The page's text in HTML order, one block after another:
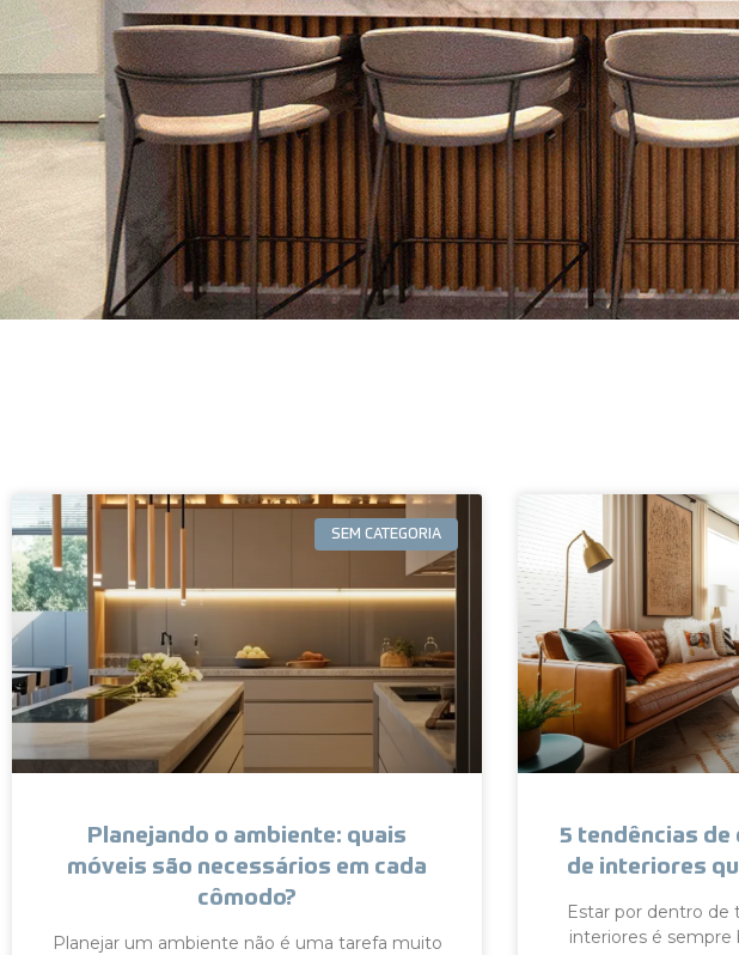
SEM CATEGORIA
Planejando o ambiente: quais
móveis são necessários em cada
cômodo?
Planejar um ambiente não é uma tarefa muito
5 tendências de
de interiores
Estar por dentro de
interiores é